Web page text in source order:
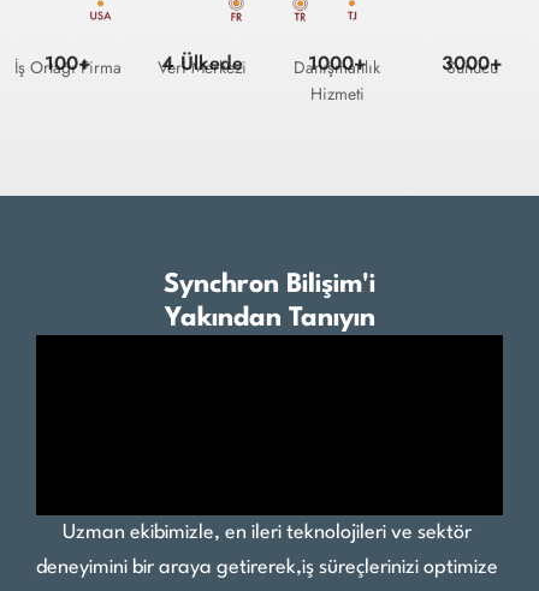
100+
İş Ortağı Firma 4 Ülkede
Veri Merkezi 1000+
Danışmanlık
Hizmeti
3000+
Sunucu
Synchron Bilişim'i
Yakından Tanıyın
Uzman ekibimizle, en ileri teknolojileri ve sektör
deneyimini bir araya getirerek,iş süreçlerinizi optimize